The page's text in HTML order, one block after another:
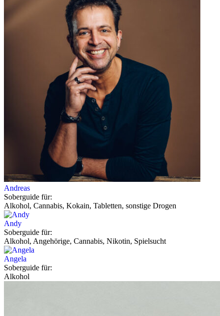
Andreas
Soberguide für:
Alkohol, Cannabis, Kokain, Tabletten, sonstige Drogen
Andy
Soberguide für:
Alkohol, Angehörige, Cannabis, Nikotin, Spielsucht
Angela
Soberguide für:
Alkohol